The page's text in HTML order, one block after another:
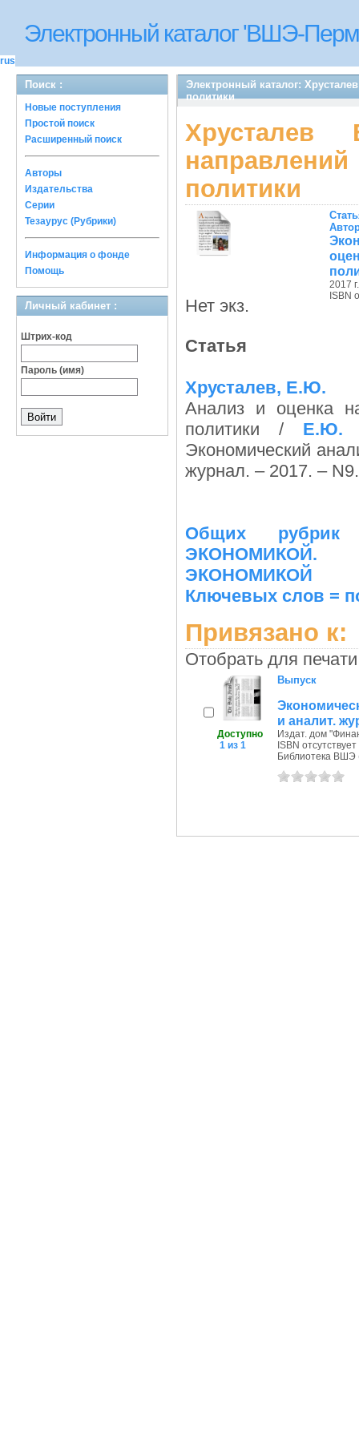
Электронный каталог 'ВШЭ-
rus
Поиск :
Новые поступления
Простой поиск
Расширенный поиск
Авторы
Издательства
Серии
Тезаурус (Рубрики)
Информация о фонде
Помощь
Личный кабинет :
Штрих-код
Пароль (имя)
Электронный каталог:
политики
политики
Нет экз.
2017 г.
ISBN
Статья
Хрусталев, Е.Ю.
Анализ и оценка
политики / Е.Ю.
Экономический
журнал. – 2017. –
Общих
ЭКОНОМИКОЙ.
ЭКОНОМИКОЙ
Ключевых слов =
Привязано к:
Отобрать для
Доступно
1 из 1
Выпуск
и аналит.
Издат. дом
ISBN отсутствует
Библиотека ВШЭ